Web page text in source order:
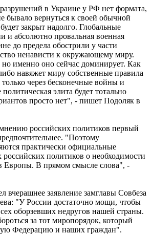
в Украине у РФ нет формата,
бывало вернуться к своей обычной
закрыт надолго. Глобальные
и абсолютно провальная военная
до предела обострили у части
ненависти к окружающему миру.
именно оно сейчас доминирует. Как
навяжет миру собственные правила
через бесконечные войны и
элита будет тотально
просто нет", - пишет Подоляк в
российских политиков первый
"Поэтому
практически официальные
российских политиков о необходимости
Европы. В прямом смысле слова", -
вчерашнее заявление замглавы Совбеза
"У России достаточно мощи, чтобы
оборзевших недругов нашей страны.
за тот миропорядок, который
Федерацию и наших граждан".